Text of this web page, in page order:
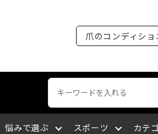
爪のコンディシ
悩みで選ぶ スポーツ カテ